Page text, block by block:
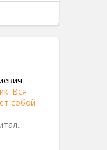
Вся
собой